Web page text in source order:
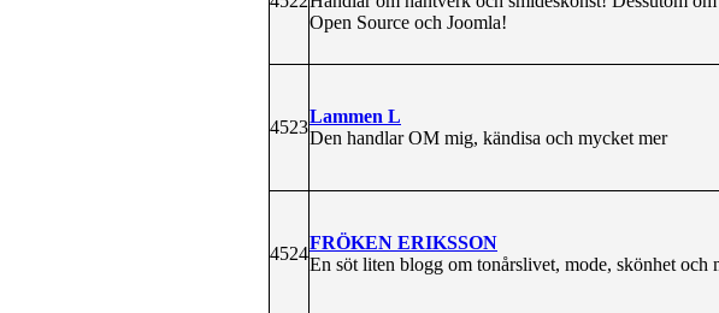
Open Source och Joomla!
4523
Lammen L
Den handlar OM mig, kändisa och mycket mer
4524
FRÖKEN ERIKSSON
En söt liten blogg om tonårslivet, mode, skönhet och